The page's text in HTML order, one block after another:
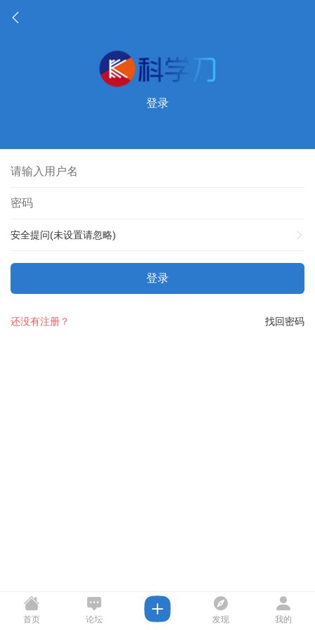
登录
安全提问(未设置请忽略)
登录
找回密码
还没有注册？
首页 论坛 发现 我的